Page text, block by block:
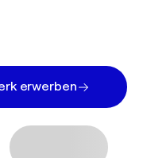
erwerben